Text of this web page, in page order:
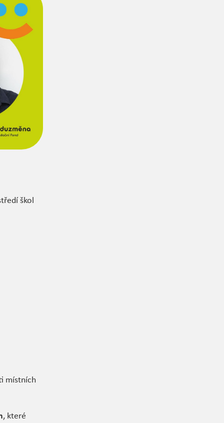
škol
místních
, které